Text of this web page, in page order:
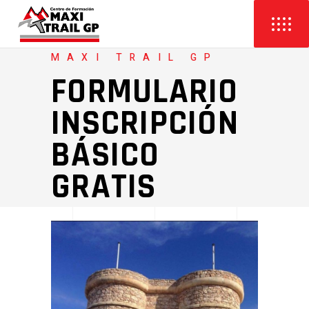
MAXI TRAIL GP
FORMULARIO
INSCRIPCIÓN
BÁSICO
GRATIS